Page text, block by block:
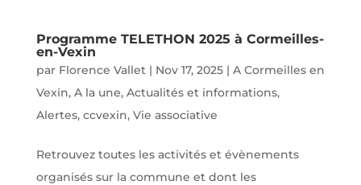
Programme TELETHON 2025 à Cormeilles-
en-Vexin
par Florence Vallet| Nov 17, 2025| A Cormeilles en
Vexin, A la une, Actualités et informations,
Alertes, ccvexin, Vie associative
Retrouvez toutes les activités et évènements
organisés sur la commune et dont les